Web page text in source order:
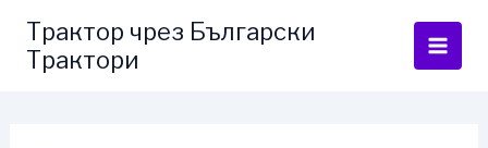
content
Трактор чрез Български
Трактори